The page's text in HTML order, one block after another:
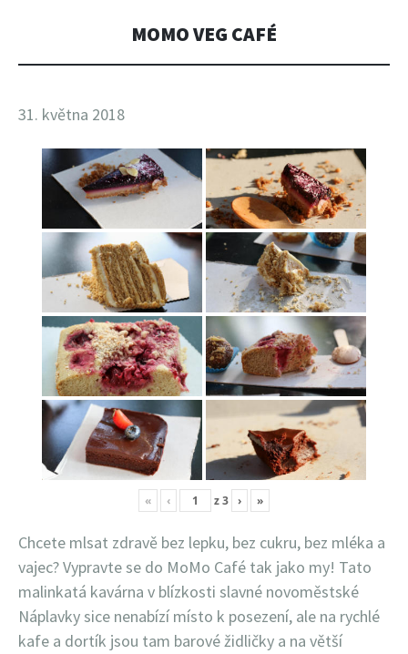
MOMO VEG CAFÉ
31. května 2018
« ‹ z3 › »
Chcete mlsat zdravě bez lepku, bez cukru, bez mléka a
vajec? Vypravte se do MoMo Café tak jako my! Tato
malinkatá kavárna v blízkosti slavné novoměstské
Náplavky sice nenabízí místo k posezení, ale na rychlé
kafe a dortík jsou tam barové židličky a na větší